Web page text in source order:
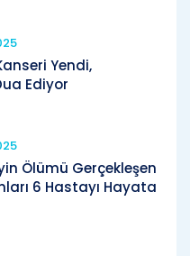
Yendi,
Ediyor
Ölümü Gerçekleşen
6 Hastayı Hayata